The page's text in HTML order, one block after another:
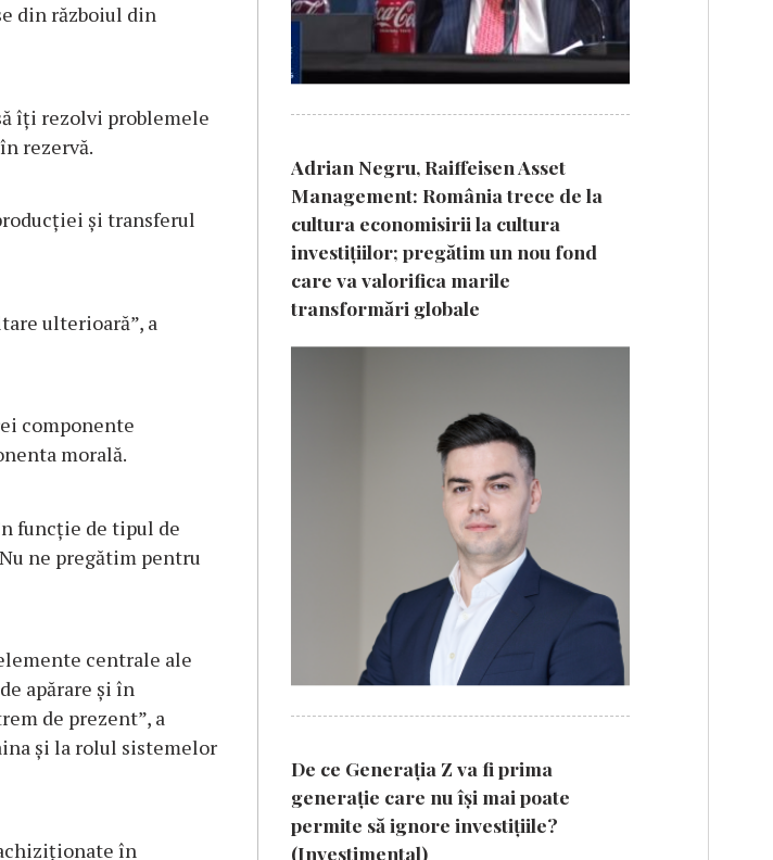
din războiul din
îți rezolvi problemele
rezervă.
și transferul
ulterioară”, a
componente
morală.
funcție de tipul de
ne pregătim pentru
centrale ale
apărare și în
de prezent”, a
și la rolul sistemelor
în
Adrian Negru, Raiffeisen Asset
Management: România trece de la
cultura economisirii la cultura
investițiilor; pregătim un nou fond
care va valorifica marile
transformări globale
De ce Generația Z va fi prima
generație care nu își mai poate
permite să ignore investițiile?
(Investimental)